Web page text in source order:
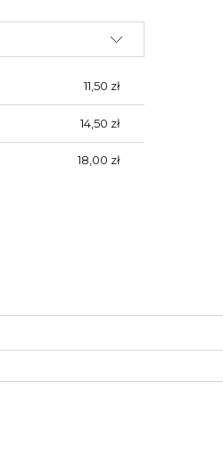
11,50 zł
14,50 zł
18,00 zł